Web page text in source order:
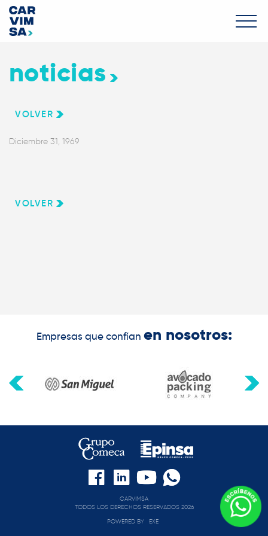
noticias
VOLVER
Diciembre 31, 1969
VOLVER
Empresas que confían en nosotros:
CARVIMSA
TODOS LOS DERECHOS RESERVADOS 2026
POWERED BY
EXE